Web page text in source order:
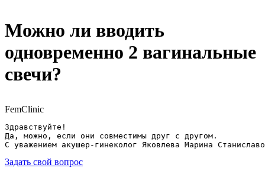
Можно ли вводить
одновременно 2 вагинальные
свечи?
FemClinic
Здравствуйте!
Да, можно, если они совместимы друг с другом.
С уважением акушер-гинеколог Яковлева Марина
Задать свой вопрос